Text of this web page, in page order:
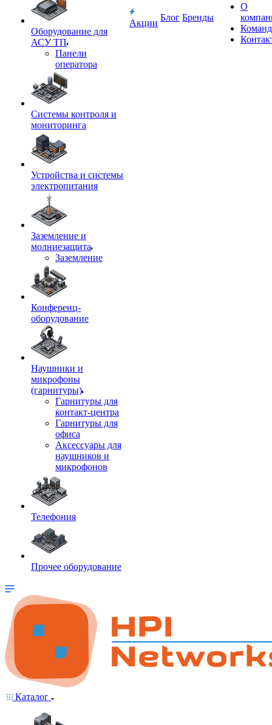
Оборудование для
АСУ ТП
Панели
оператора
Системы контроля и
мониторинга
Устройства и системы
электропитания
Заземление и
молниезащита
Заземление
Конференц-
оборудование
Наушники и
микрофоны
(гарнитуры)
Гарнитуры для
контакт-центра
Гарнитуры для
офиса
Аксессуары для
наушников и
микрофонов
Телефония
Прочее оборудование
Акции
Блог Бренды
О
Каталог